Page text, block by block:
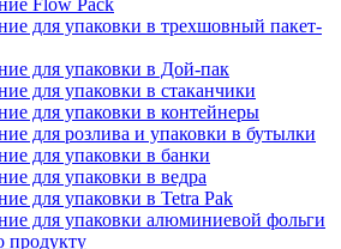
для упаковки в трехшовный пакет-
для упаковки в Дой-пак
для упаковки в стаканчики
для упаковки в контейнеры
для розлива и упаковки в бутылки
для упаковки в банки
для упаковки в ведра
для упаковки в Tetra Pak
для упаковки алюминиевой фольги
продукту